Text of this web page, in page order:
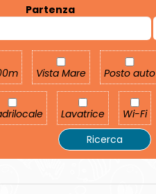
Partenza
Vista Mare
Vista Mare
Posto auto
Posto auto
Lavatrice
Lavatrice
Wi-Fi
Wi-Fi
Ricerca